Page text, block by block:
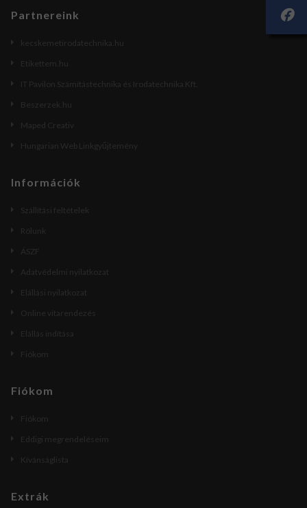
Partnereink
kecskemetirodatechnika.hu
Etikettem.hu
IT Pavilon Számítástechnika és Irodatechnika Kft.
Beszerzek.hu
Maped Creativ
Hungarian Web Linkgyűjtemény
Információk
Szállítási feltételek
Rólunk
ÁSZF
Adatvédelmi nyilatkozat
Elállási nyilatkozat
Online vitarendezés
Elállás indítása
Fiókom
Fiókom
Fiókom
Eddigi megrendeléseim
Kívánságlista
Extrák